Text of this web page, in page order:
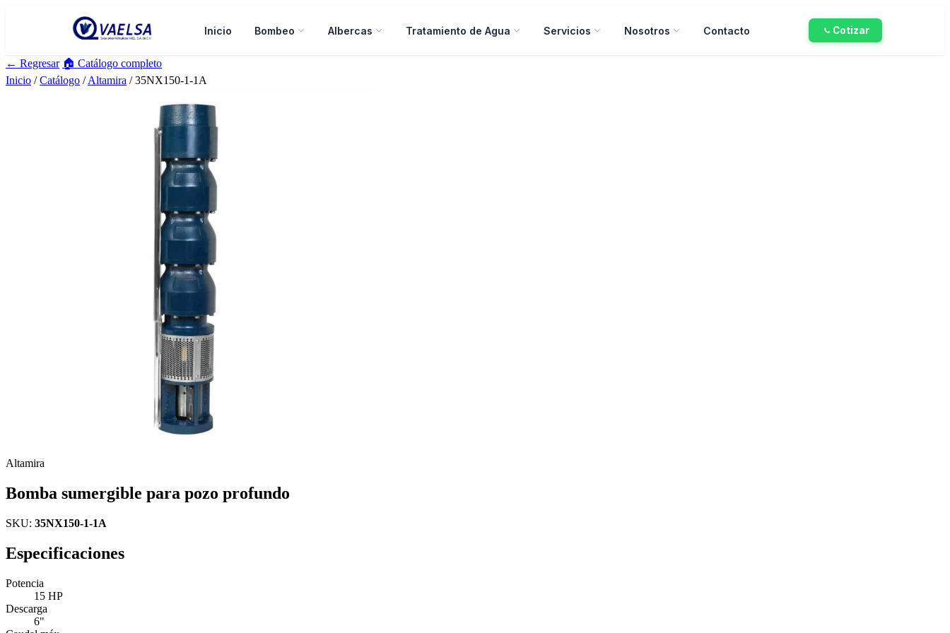
Inicio Bombeo Albercas Tratamiento de Agua Servicios Nosotros Contacto Cotizar
← Regresar 🏠 Catálogo completo
Inicio /Catálogo /Altamira / 35NX150-1-1A
Altamira
Bomba sumergible para pozo profundo
SKU: 35NX150-1-1A
Especificaciones
Potencia
15 HP
Descarga
6"